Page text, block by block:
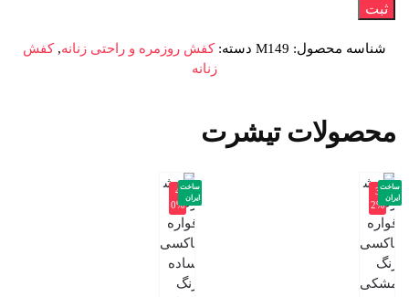
شناسه محصول: M149 دسته:کفش روزمره و راحتی زنانه,کفش
زنانه
محصولات تیشرت
-3
2%
ساخت
ایران
-4
0%
ساخت
ایران